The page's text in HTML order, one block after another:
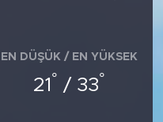
EN DÜŞÜK / EN YÜKSEK
21 ° / 33°